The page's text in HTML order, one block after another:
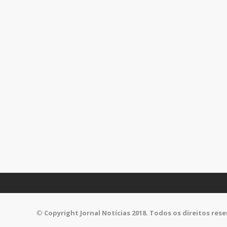
© Copyright Jornal Notícias 2018. Todos os direitos